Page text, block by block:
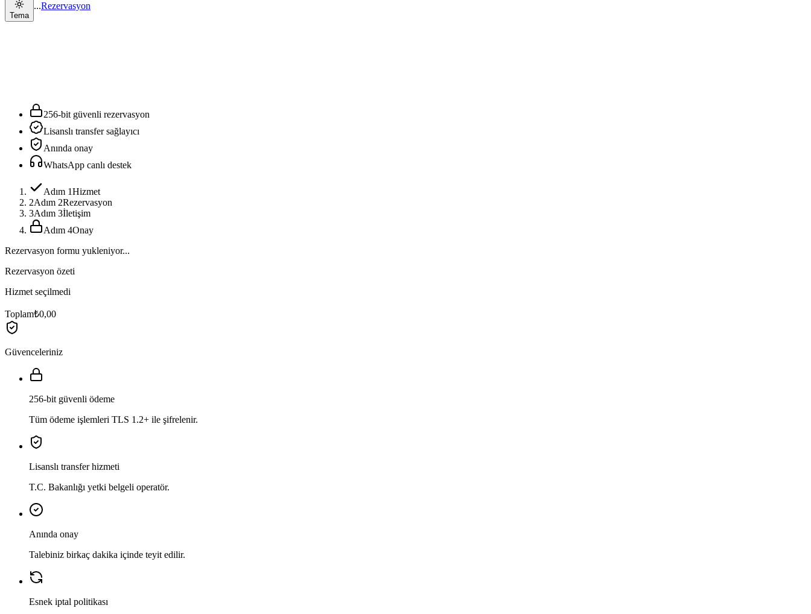
Tema
...Rezervasyon
256-bit güvenli rezervasyon
Lisanslı transfer sağlayıcı
Anında onay
WhatsApp canlı destek
Adım 1Hizmet
2Adım 2Rezervasyon
3Adım 3İletişim
Adım 4Onay
Rezervasyon formu yukleniyor...
Rezervasyon özeti
Hizmet seçilmedi
Toplam₺0,00
Güvenceleriniz
256-bit güvenli ödeme
Tüm ödeme işlemleri TLS 1.2+ ile şifrelenir.
Lisanslı transfer hizmeti
T.C. Bakanlığı yetki belgeli operatör.
Anında onay
Talebiniz birkaç dakika içinde teyit edilir.
Esnek iptal politikası